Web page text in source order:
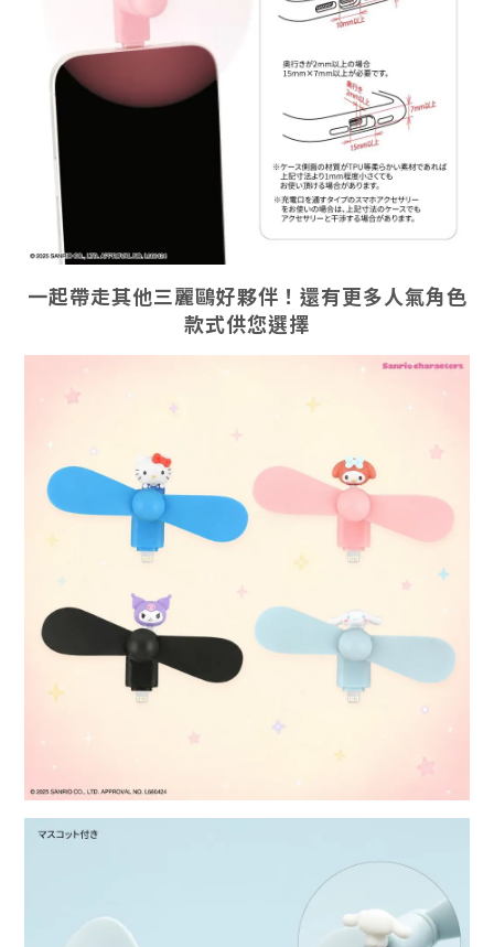
一起帶走其他三麗鷗好夥伴！還有更多人氣角色
款式供您選擇